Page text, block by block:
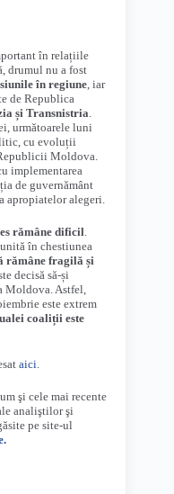
în relațiile
drumul nu a fost
în regiune, iar
de Republica
și Transnistria.
următoarele luni
cu evoluții
Moldova.
implementarea
de guvernământ
apropiatelor alegeri.
rămâne dificil
în chestiunea
rămâne fragilă și
decisă să-și
Moldova. Astfel,
este extrem
coaliții este
aici.
şi cele mai recente
analiştilor şi
pe site-ul